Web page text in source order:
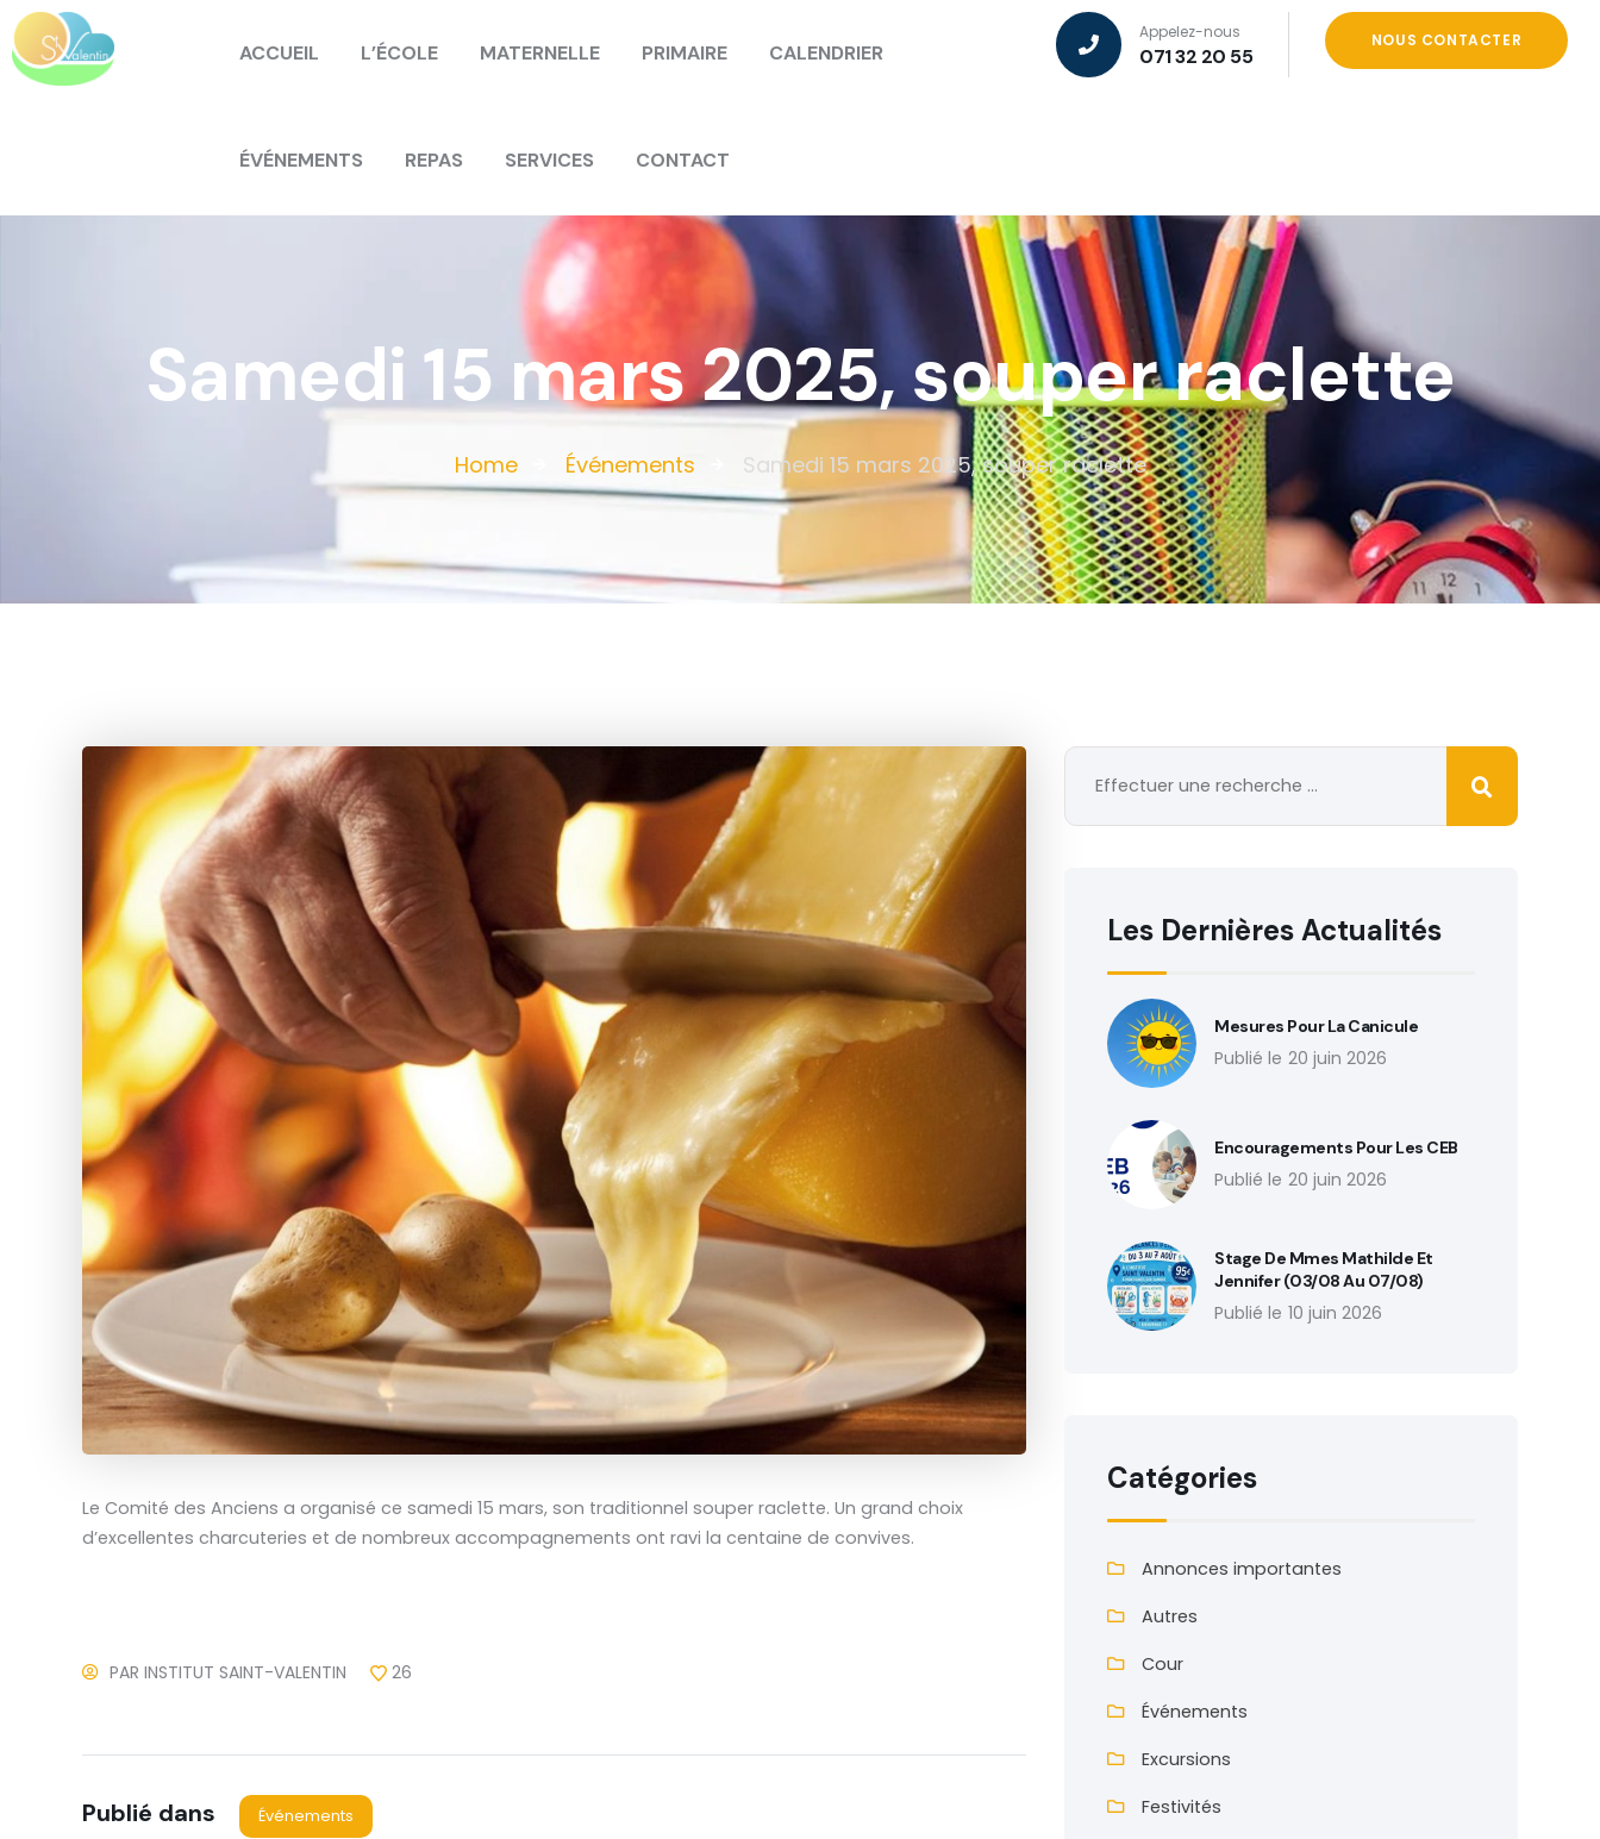
ACCUEIL L’ÉCOLE MATERNELLE PRIMAIRE CALENDRIER
ÉVÉNEMENTS REPAS SERVICES CONTACT
Appelez-nous
071 32 20 55
NOUS CONTACTER
Samedi 15 mars 2025, souper raclette
Home Événements Samedi 15 mars 2025, souper raclette
Le Comité des Anciens a organisé ce samedi 15 mars, son traditionnel souper raclette. Un grand choix
d’excellentes charcuteries et de nombreux accompagnements ont ravi la centaine de convives.
PAR INSTITUT SAINT-VALENTIN 26
Publié dans Événements
Les Dernières Actualités
Mesures Pour La Canicule
20 juin 2026
Encouragements Pour Les CEB
20 juin 2026
Stage De Mmes Mathilde Et
Jennifer (03/08 Au 07/08)
10 juin 2026
Catégories
Annonces importantes
Autres
Cour
Événements
Excursions
Festivités